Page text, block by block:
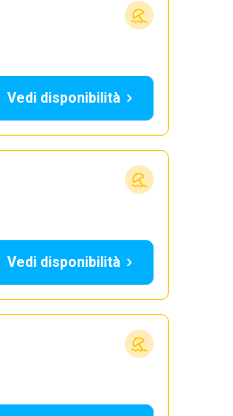
Vedi disponibilità
Vedi disponibilità